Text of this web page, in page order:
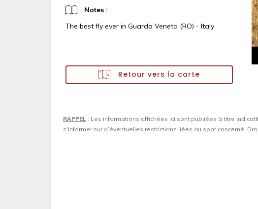
Notes :
The best fly ever in Guarda Veneta (RO) - Italy
Retour vers la carte
RAPPEL : Les informations affichées ici sont publiées à titre
s'informer sur d’éventuelles restrictions liées au spot concerné.